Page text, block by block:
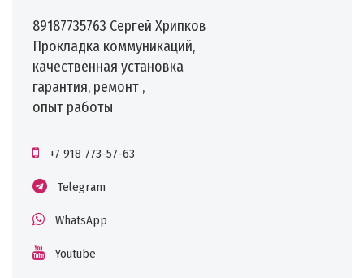
89187735763 Сергей Хрипков
️Прокладка коммуникаций,
качественная установка
гарантия, ремонт ,
опыт работы
+7 918 773-57-63
Telegram
WhatsApp
Youtube